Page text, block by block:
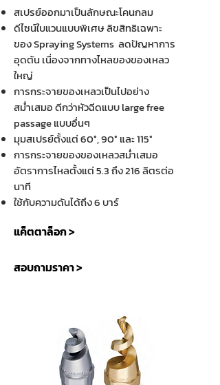
สเปรย์ออกมาเป็นลักษณะโคนกลม
ดีไซน์ใบแวนแบบพิเศษ ลิขสิทธิเฉพาะ
ของ Spraying Systems ลดปัญหาการ
อุดตัน เนื่องจากทางไหลของของเหลว
ใหญ่
การกระจายของเหลวเป็นไปอย่าง
สม่ำเสมอ ดีกว่าหัวฉีดแบบ large free
passage แบบอื่นๆ
มุมสเปรย์ตั้งแต่ 60°, 90° และ 115°
การกระจายของของเหลวสม่ำเสมอ
อัตราการไหลตั้งแต่ 5.3 ถึง 216 ลิตรต่อ
นาที
ใช้กับความดันได้ถึง 6 บาร์
แค็ตตาล็อก >
สอบถามราคา >